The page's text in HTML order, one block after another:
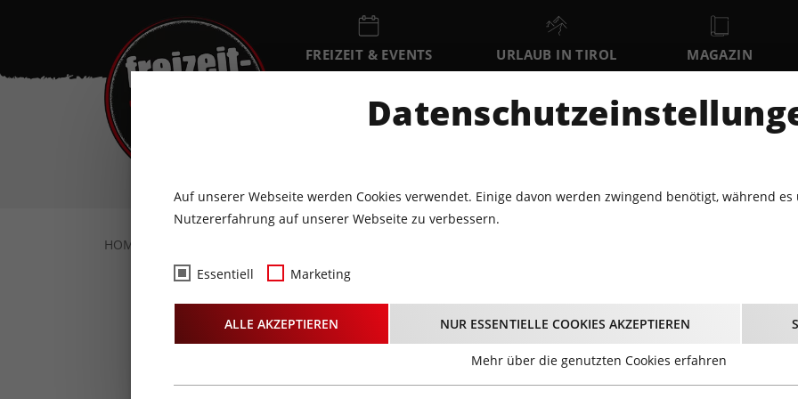
FREIZEIT & EVENTS URLAUB IN TIROL MAGAZIN
EVENTKALENDER
SO MO DI 12
HOME
Fotos- 1. Tiroler
Innsbruck
Auf unserer Webseite werden Cookies verwendet. Einige davon werden zwingend benötigt, während
Nutzererfahrung auf unserer Webseite zu verbessern.
Essentiell Marketing
ALLE AKZEPTIEREN NUR ESSENTIELLE COOKIES AKZEPTIEREN
Mehr über die genutzten Cookies erfahren